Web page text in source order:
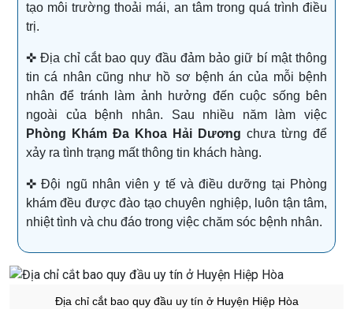
tạo môi trường thoải mái, an tâm trong quá trình điều
trị.
✜ Địa chỉ cắt bao quy đầu đảm bảo giữ bí mật thông
tin cá nhân cũng như hồ sơ bệnh án của mỗi bệnh
nhân để tránh làm ảnh hưởng đến cuộc sống bên
ngoài của bệnh nhân. Sau nhiều năm làm việc
Phòng Khám Đa Khoa Hải Dương chưa từng để
xảy ra tình trạng mất thông tin khách hàng.
✜ Đội ngũ nhân viên y tế và điều dưỡng tại Phòng
khám đều được đào tạo chuyên nghiệp, luôn tận tâm,
nhiệt tình và chu đáo trong việc chăm sóc bệnh nhân.
Địa chỉ cắt bao quy đầu uy tín ở Huyện Hiệp Hòa